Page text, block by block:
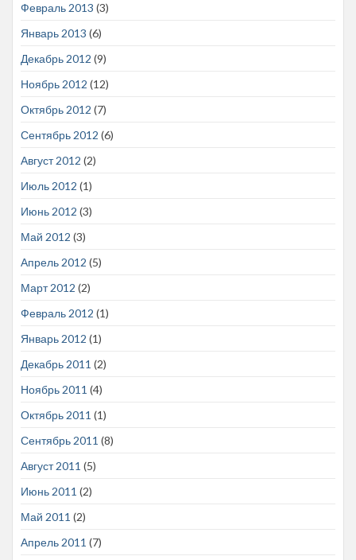
Февраль 2013 (3)
Январь 2013 (6)
Декабрь 2012 (9)
Ноябрь 2012 (12)
Октябрь 2012 (7)
Сентябрь 2012 (6)
Август 2012 (2)
Июль 2012 (1)
Июнь 2012 (3)
Май 2012 (3)
Апрель 2012 (5)
Март 2012 (2)
Февраль 2012 (1)
Январь 2012 (1)
Декабрь 2011 (2)
Ноябрь 2011 (4)
Октябрь 2011 (1)
Сентябрь 2011 (8)
Август 2011 (5)
Июнь 2011 (2)
Май 2011 (2)
Апрель 2011 (7)